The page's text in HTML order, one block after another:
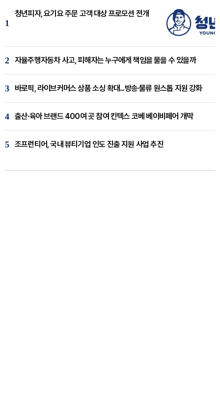
1
청년피자, 요기요 주문 고객 대상 프로모션 전개
2 자율주행자동차 사고, 피해자는 누구에게 책임을 물을 수 있을까
3 바로픽, 라이브커머스 상품 소싱 확대...방송·물류 원스톱 지원 강화
4 출산·육아 브랜드 400여 곳 참여 킨텍스 코베 베이비페어 개막
5 조프런티어, 국내 뷰티기업 인도 진출 지원 사업 추진